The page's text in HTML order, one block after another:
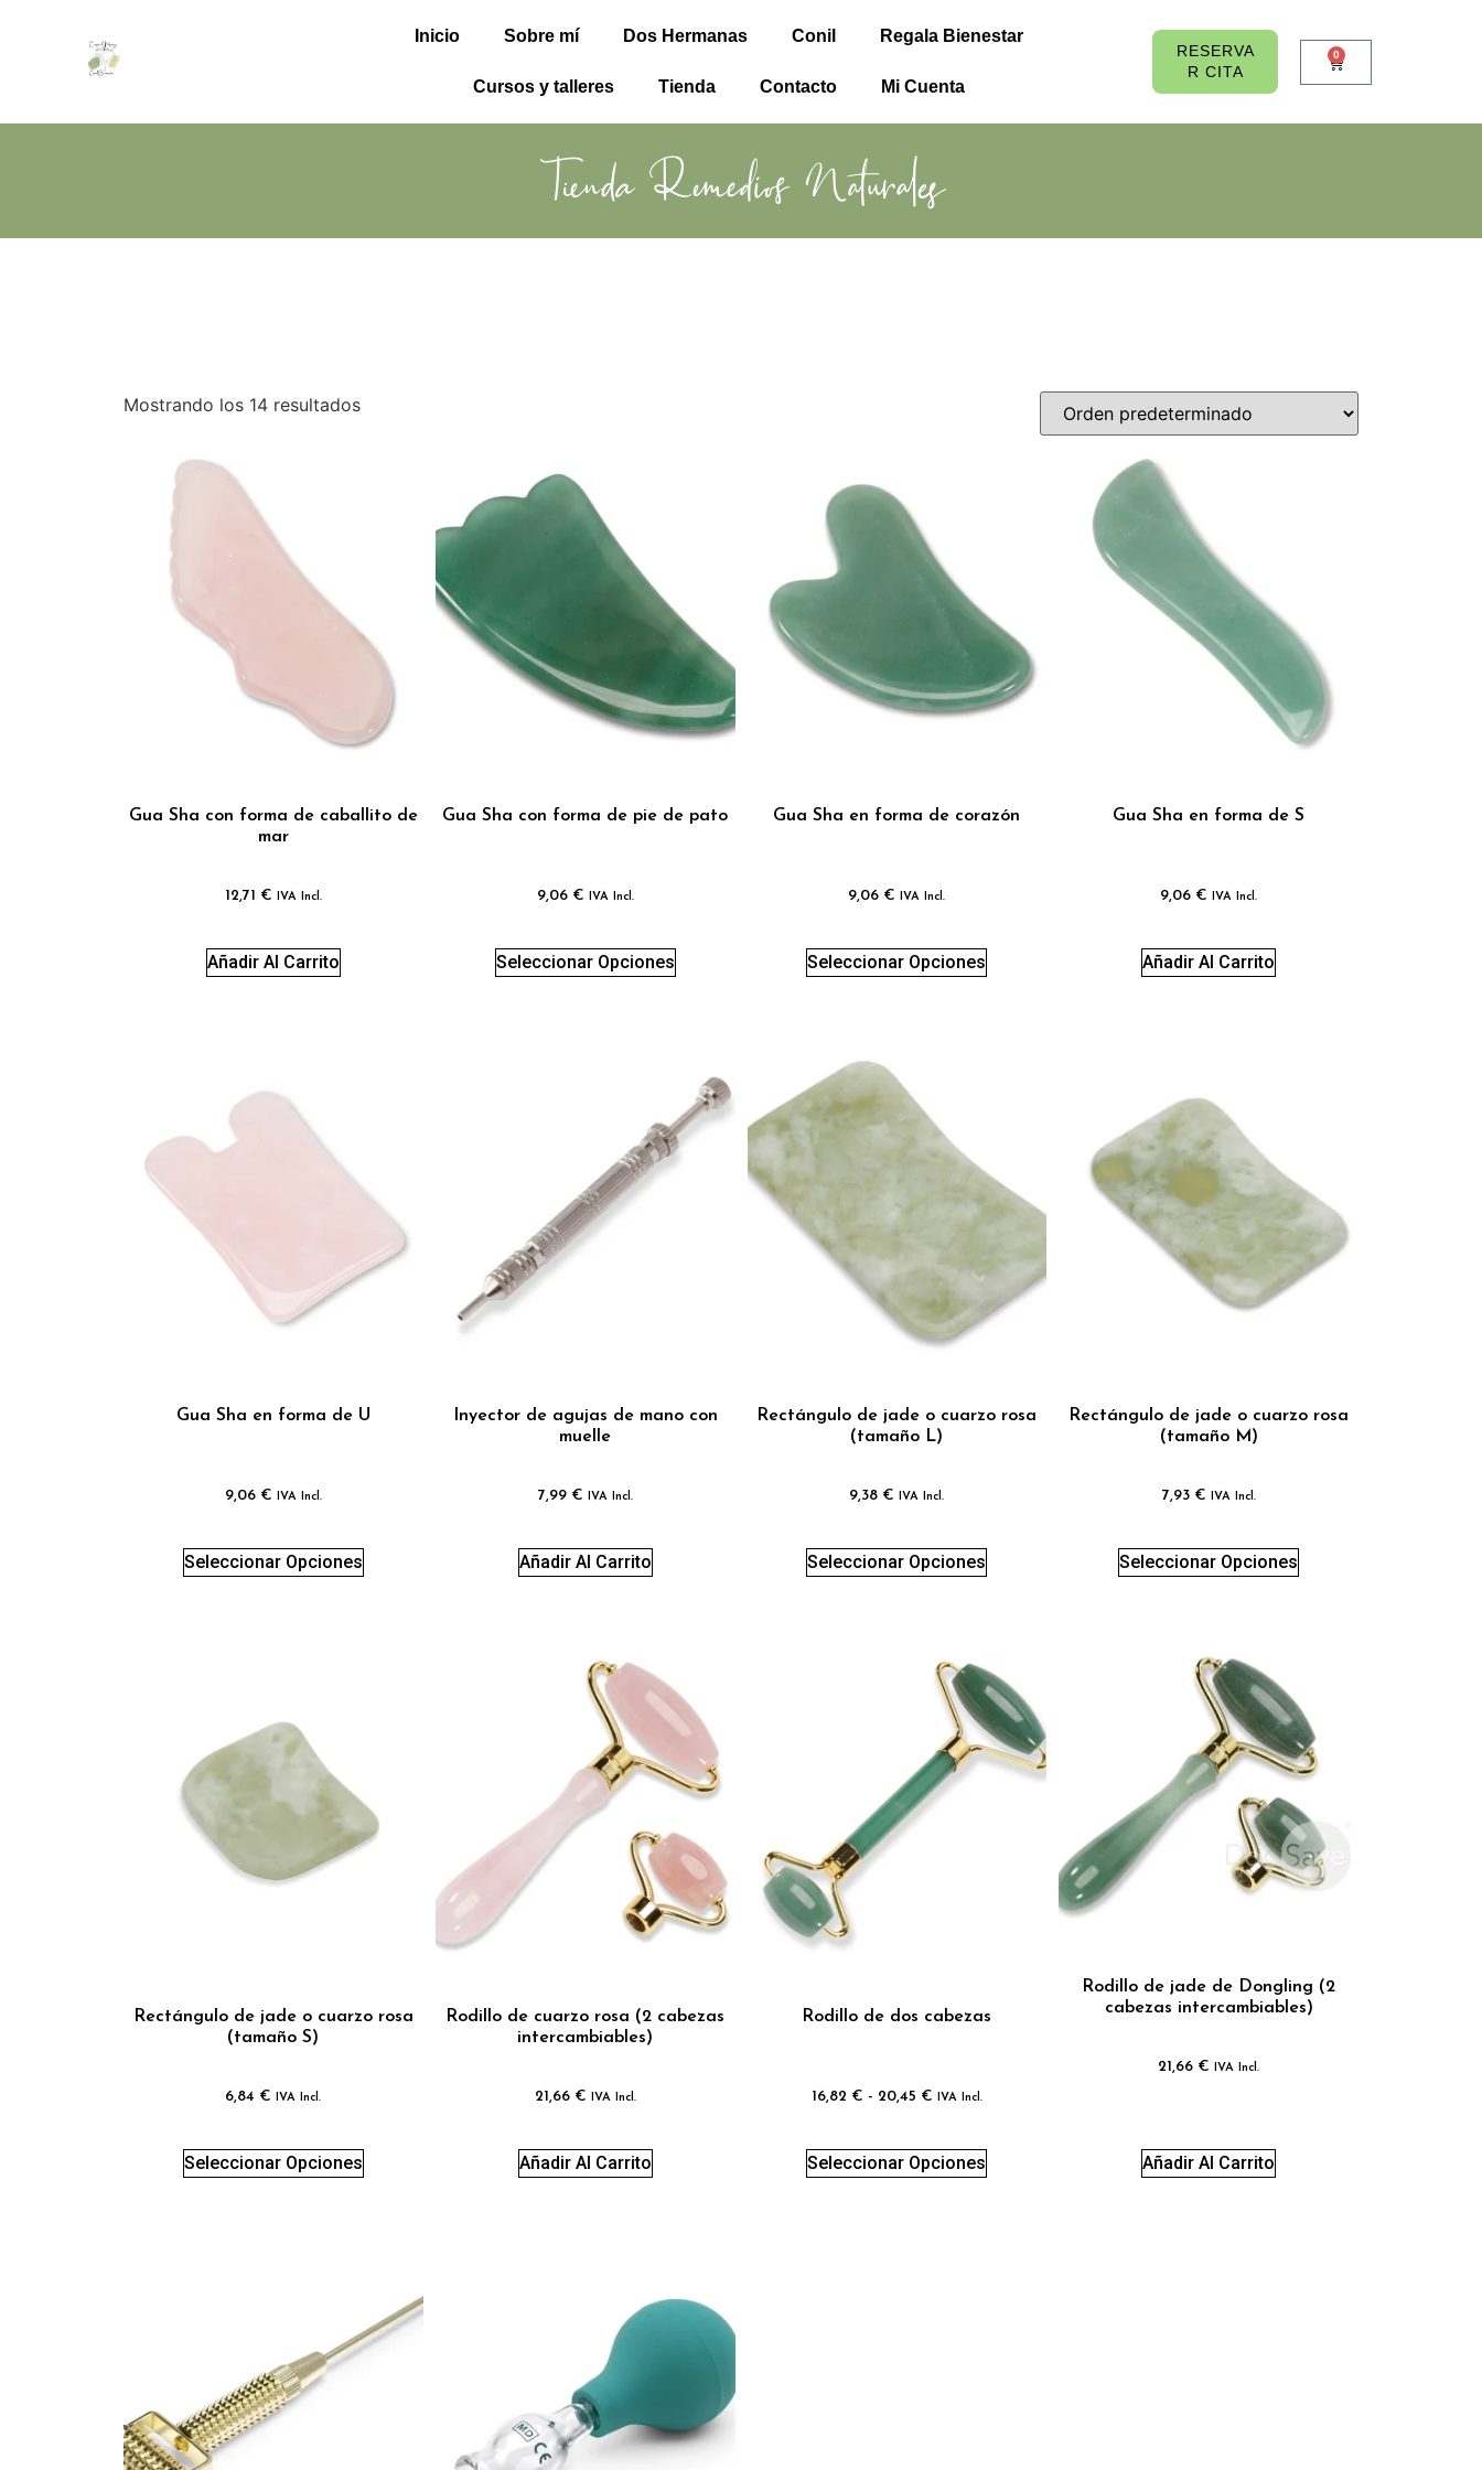
Inicio Sobre mí Dos Hermanas Conil Regala Bienestar
Cursos y talleres Tienda Contacto Mi Cuenta
RESERVA
R CITA
0
Tienda Remedios Naturales
Mostrando los 14 resultados
Gua Sha con forma de caballito de
mar
12,71 € IVA Incl.
Añadir Al Carrito
Gua Sha con forma de pie de pato
9,06 € IVA Incl.
Seleccionar Opciones
Gua Sha en forma de corazón
9,06 € IVA Incl.
Seleccionar Opciones
Gua Sha en forma de S
9,06 € IVA Incl.
Añadir Al Carrito
Gua Sha en forma de U
9,06 € IVA Incl.
Seleccionar Opciones
Inyector de agujas de mano con
muelle
7,99 € IVA Incl.
Añadir Al Carrito
Rectángulo de jade o cuarzo rosa
(tamaño L)
9,38 € IVA Incl.
Seleccionar Opciones
Rectángulo de jade o cuarzo rosa
(tamaño M)
7,93 € IVA Incl.
Seleccionar Opciones
Rectángulo de jade o cuarzo rosa
(tamaño S)
6,84 € IVA Incl.
Seleccionar Opciones
Rodillo de cuarzo rosa (2 cabezas
intercambiables)
21,66 € IVA Incl.
Añadir Al Carrito
Rodillo de dos cabezas
16,82 € - 20,45 € IVA Incl.
Seleccionar Opciones
Rodillo de jade de Dongling (2
cabezas intercambiables)
21,66 € IVA Incl.
Añadir Al Carrito